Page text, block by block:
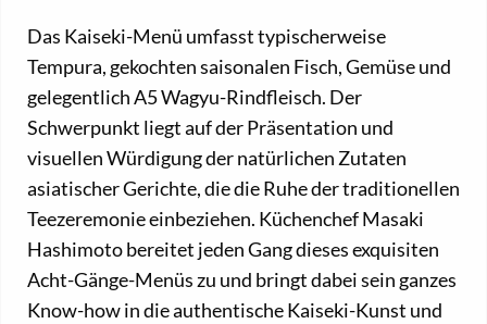
Das Kaiseki-Menü umfasst typischerweise
Tempura, gekochten saisonalen Fisch, Gemüse und
gelegentlich A5 Wagyu-Rindfleisch. Der
Schwerpunkt liegt auf der Präsentation und
visuellen Würdigung der natürlichen Zutaten
asiatischer Gerichte, die die Ruhe der traditionellen
Teezeremonie einbeziehen. Küchenchef Masaki
Hashimoto bereitet jeden Gang dieses exquisiten
Acht-Gänge-Menüs zu und bringt dabei sein ganzes
Know-how in die authentische Kaiseki-Kunst und